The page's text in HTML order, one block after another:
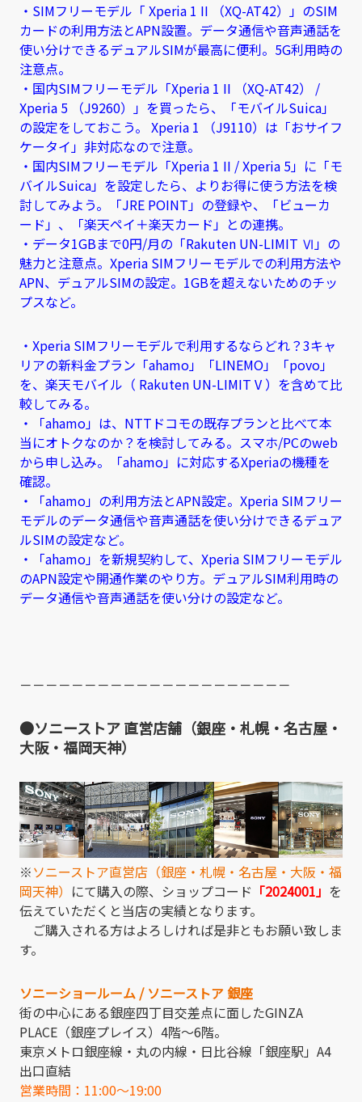
・SIMフリーモデル「 Xperia 1 II （XQ-AT42）」のSIM
カードの利用方法とAPN設置。データ通信や音声通話を
使い分けできるデュアルSIMが最高に便利。5G利用時の
注意点。
・国内SIMフリーモデル「Xperia 1 II （XQ-AT42） /
Xperia 5 （J9260）」を買ったら、「モバイルSuica」
の設定をしておこう。 Xperia 1 （J9110）は「おサイフ
ケータイ」非対応なので注意。
・国内SIMフリーモデル「Xperia 1 II / Xperia 5」に「モ
バイルSuica」を設定したら、よりお得に使う方法を検
討してみよう。「JRE POINT」の登録や、「ビューカ
ード」、「楽天ペイ＋楽天カード」との連携。
・データ1GBまで0円/月の「Rakuten UN-LIMIT Ⅵ」の
魅力と注意点。Xperia SIMフリーモデルでの利用方法や
APN、デュアルSIMの設定。1GBを超えないためのチッ
プスなど。
・Xperia SIMフリーモデルで利用するならどれ？3キャ
リアの新料金プラン「ahamo」「LINEMO」「povo」
を、楽天モバイル（ Rakuten UN-LIMIT V ）を含めて比
較してみる。
・「ahamo」は、NTTドコモの既存プランと比べて本
当にオトクなのか？を検討してみる。スマホ/PCのweb
から申し込み。「ahamo」に対応するXperiaの機種を
確認。
・「ahamo」の利用方法とAPN設定。Xperia SIMフリー
モデルのデータ通信や音声通話を使い分けできるデュア
ルSIMの設定など。
・「ahamo」を新規契約して、Xperia SIMフリーモデル
のAPN設定や開通作業のやり方。デュアルSIM利用時の
データ通信や音声通話を使い分けの設定など。
－－－－－－－－－－－－－－－－－－－－－
●ソニーストア 直営店舗（銀座・札幌・名古屋・
大阪・福岡天神）
※ソニーストア直営店（銀座・札幌・名古屋・大阪・福
岡天神） にて購入の際、ショップコード 「2024001」 を
伝えていただくと当店の実績となります。
ご購入される方はよろしければ是非ともお願い致しま
す。
ソニーショールーム / ソニーストア 銀座
街の中心にある銀座四丁目交差点に面したGINZA
PLACE（銀座プレイス）4階～6階。
東京メトロ銀座線・丸の内線・日比谷線「銀座駅」A4
出口直結
営業時間：11:00～19:00